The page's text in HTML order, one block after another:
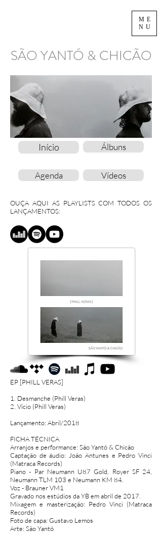
ME
NU
SÃO YANTÓ & CHICÃO
Início Álbuns
Agenda Vídeos
OUÇA AQUI AS PLAYLISTS COM TODOS OS
LANÇAMENTOS:
EP [PHILL VERAS]
1. Desmanche (Phill Veras)
2. Vício (Phill Veras)
Lançamento: Abril/2018
FICHA TÉCNICA
Arranjos e performance: São Yantó & Chicão
Captação de áudio: João Antunes e Pedro Vinci
(Matraca Records)
Piano - Par Neumann U87 Gold, Royer SF 24,
Neumann TLM 103 e Neumann KM 84.
Voz - Brauner VM1
Gravado nos estúdios da YB em abril de 2017.
Mixagem e masterização: Pedro Vinci (Matraca
Records)
Foto de capa: Gustavo Lemos
Arte: São Yantó